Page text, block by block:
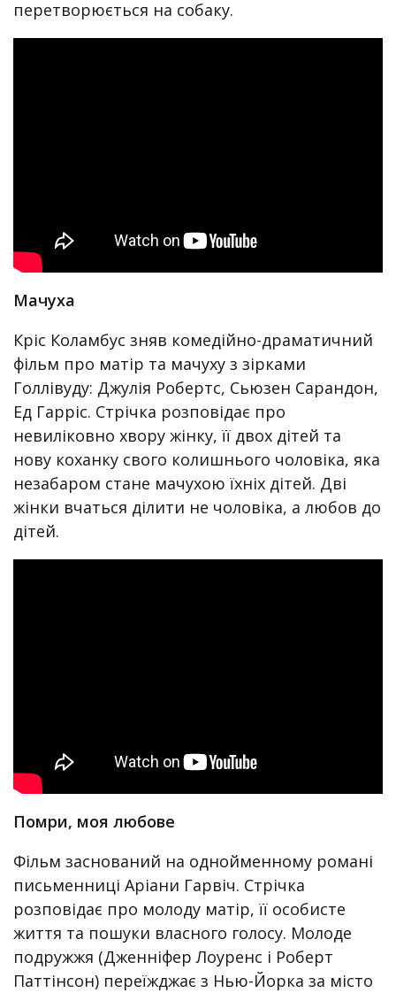
перетворюється на собаку.
Мачуха
Кріс Коламбус зняв комедійно-драматичний
фільм про матір та мачуху з зірками
Голлівуду: Джулія Робертс, Сьюзен Сарандон,
Ед Гарріс. Стрічка розповідає про
невиліковно хвору жінку, її двох дітей та
нову коханку свого колишнього чоловіка, яка
незабаром стане мачухою їхніх дітей. Дві
жінки вчаться ділити не чоловіка, а любов до
дітей.
Помри, моя любове
Фільм заснований на однойменному романі
письменниці Аріани Гарвіч. Стрічка
розповідає про молоду матір, її особисте
життя та пошуки власного голосу. Молоде
подружжя (Дженніфер Лоуренс і Роберт
Паттінсон) переїжджає з Нью-Йорка за місто